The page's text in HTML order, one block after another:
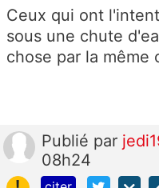
Ceux qui ont
sous une chute
chose par la même
Publié par
08h24